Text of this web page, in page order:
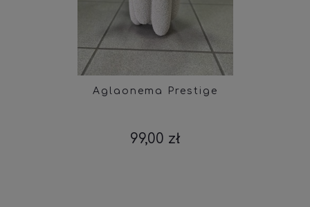
Aglaonema Prestige
99,00 zł